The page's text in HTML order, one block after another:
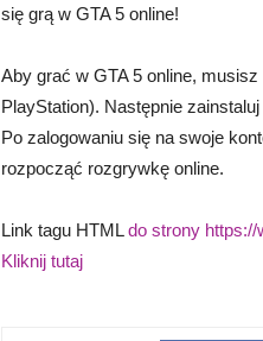
się grą w GTA 5 online!
Aby grać w GTA 5 online,
PlayStation). Następnie
Po zalogowaniu się na swoje
rozpocząć rozgrywkę online.
Link tagu HTMLdo strony https://
Kliknij tutaj